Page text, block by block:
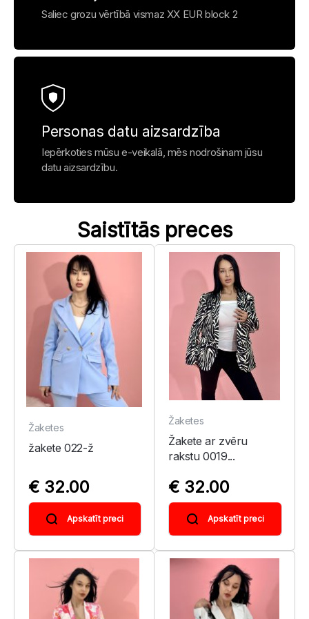
Saliec grozu vērtībā vismaz XX EUR block 2
Personas datu aizsardzība
Iepērkoties mūsu e-veikalā, mēs nodrošinam jūsu
datu aizsardzību.
Saistītās preces
Žaketes
žakete 022-ž
€ 32.00
Apskatīt preci
Žaketes
Žakete ar zvēru
rakstu 0019...
€ 32.00
Apskatīt preci